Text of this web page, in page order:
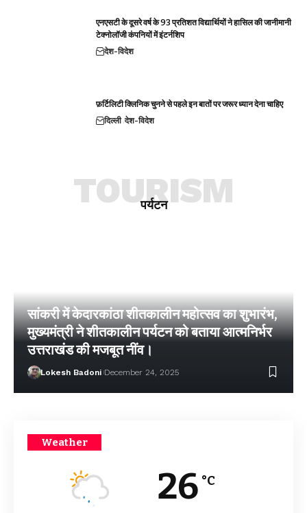
एनएसटी के दूसरे वर्ष के 93 प्रतिशत विद्यार्थियों ने हासिल की जानीमानी
टेक्नोलॉजी कंपनियों में इंटर्नशिप
देश-विदेश
फ़र्टिलिटी क्लिनिक चुनने से पहले इन बातों पर जरूर ध्यान देना चाहिए
दिल्ली देश-विदेश
पर्यटन
TOURISM
सांकरी में केदारकांठा शीतकालीन महोत्सव का शुभारंभ,
मुख्यमंत्री ने शीतकालीन पर्यटन को बताया आत्मनिर्भर
उत्तराखंड की मजबूत नींव।
Lokesh Badoni December 24, 2025
Weather
26 °C